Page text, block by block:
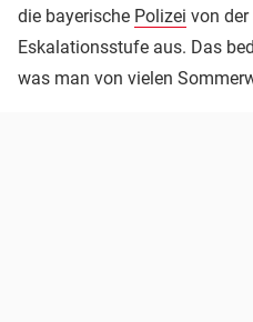
die bayerische Polizei von
Eskalationsstufe aus. Das
was man von vielen